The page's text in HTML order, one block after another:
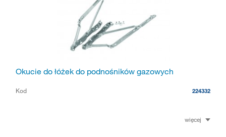
Okucie do łóżek do podnośników gazowych
Kod 224332
więcej